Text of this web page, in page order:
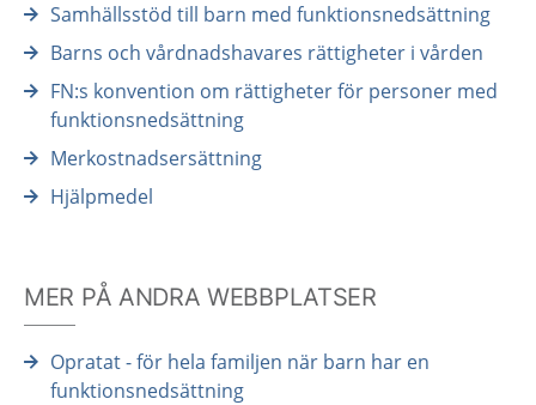
Samhällsstöd till barn med funktionsnedsättning
Barns och vårdnadshavares rättigheter i vården
FN:s konvention om rättigheter för personer med
funktionsnedsättning
Merkostnadsersättning
Hjälpmedel
MER PÅ ANDRA WEBBPLATSER
Opratat - för hela familjen när barn har en
funktionsnedsättning